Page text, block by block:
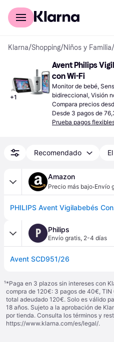
Comprar con Klarna
Klarna/Shopping/Niños y Familia/
+1
Avent Philips
con Wi-Fi
Monitor de bebé,
bidireccional, Visión
Compara precios
Desde 3 pagos de
Prueba pagos
Recomendado
Amazon
Precio más bajo·Envío
P Philips
Envío gratis, 2-4 días
Avent SCD951/26
¹*Paga en 3 plazos sin intereses con
compra de 120€: 3 pagos de 40€, TIN
total adeudado 120€. Solo es válido
18 años. Sujeto a la aprobación de
por tienda. Consulta los términos y
https://www.klarna.com/es/legal/.